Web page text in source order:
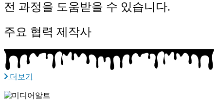
전 과정을 도움받을 수 있습니다.
주요 협력 제작사
더보기